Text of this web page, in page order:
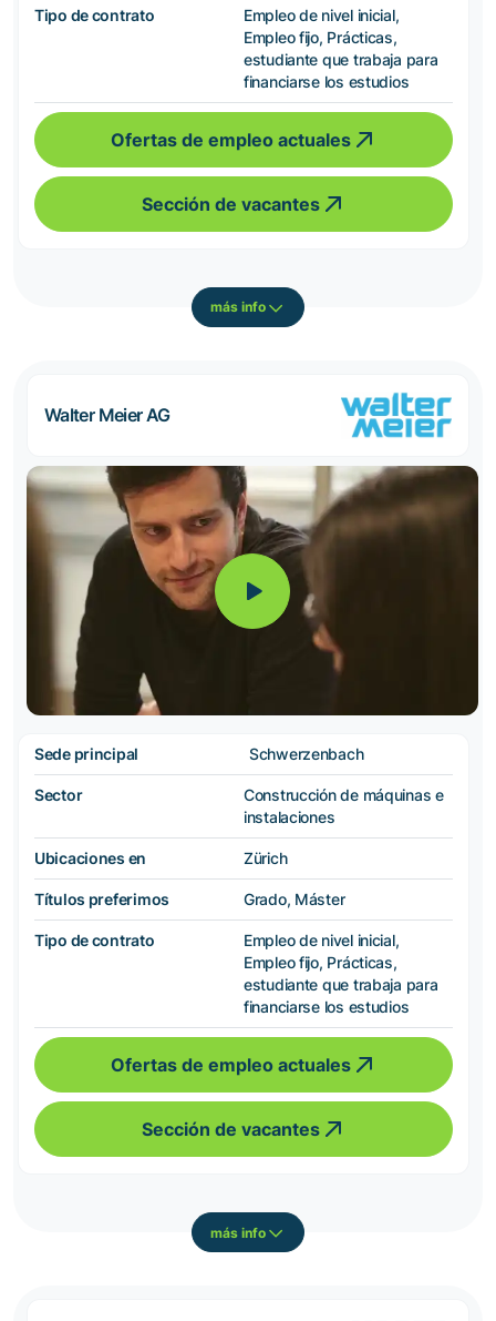
Tipo de contrato
Empleo de nivel inicial,
Empleo fijo, Prácticas,
estudiante que trabaja para
financiarse los estudios
Ofertas de empleo actuales
Sección de vacantes
más info
Walter Meier AG
Sede principal Schwerzenbach
Sector
Construcción de máquinas e
instalaciones
Ubicaciones en Zürich
Títulos preferimos Grado, Máster
Tipo de contrato
Empleo de nivel inicial,
Empleo fijo, Prácticas,
estudiante que trabaja para
financiarse los estudios
Ofertas de empleo actuales
Sección de vacantes
más info